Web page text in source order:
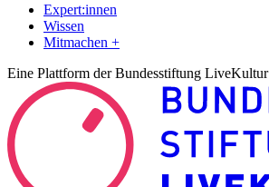
Expert:innen
Wissen
Mitmachen +
Eine Plattform der Bundesstiftung LiveKultur